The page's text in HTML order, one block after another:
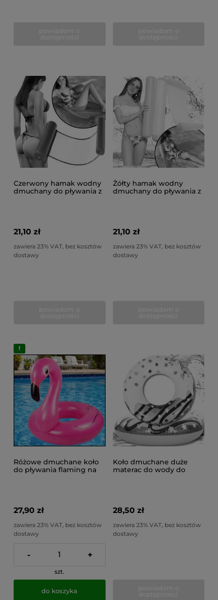
Czerwony hamak wodny
dmuchany do pływania z
21,10 zł
zawiera 23% VAT, bez kosztów
dostawy
Żółty hamak wodny
dmuchany do pływania z
21,10 zł
zawiera 23% VAT, bez kosztów
dostawy
Różowe dmuchane koło
do pływania flaming na
27,90 zł
zawiera 23% VAT, bez kosztów
dostawy
- +
szt.
do koszyka
Koło dmuchane duże
materac do wody do
28,50 zł
zawiera 23% VAT, bez kosztów
dostawy